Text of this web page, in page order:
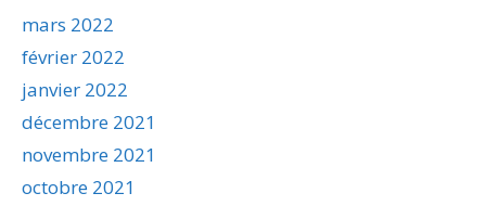
mars 2022
février 2022
janvier 2022
décembre 2021
novembre 2021
octobre 2021